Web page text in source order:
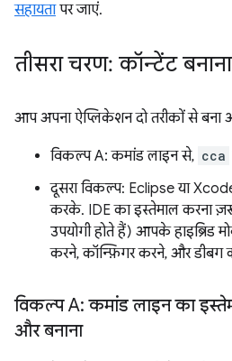
सहायतापर जाएं.
तीसरा चरण: कॉन्टेंट बनाना
आप अपना ऐप्लिकेशन दो तरीकों से
विकल्प A: कमांड लाइन से, cca
दूसरा विकल्प: Eclipse या
करके. IDE का इस्तेमाल करना
उपयोगी होते हैं) आपके हाइब्रिड
करने, कॉन्फ़िगर करने, और डीबग
विकल्प A: कमांड लाइन का
और बनाना